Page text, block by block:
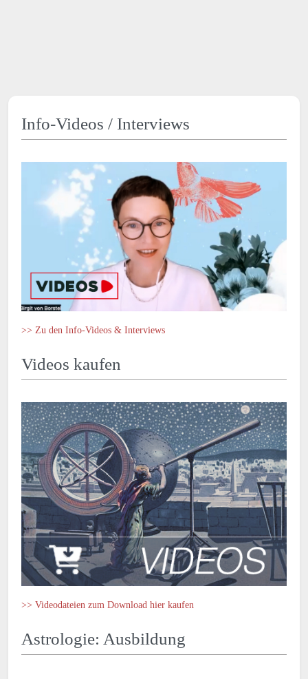
Info-Videos / Interviews
>> Zu den Info-Videos & Interviews
Videos kaufen
>> Videodateien zum Download hier kaufen
Astrologie: Ausbildung